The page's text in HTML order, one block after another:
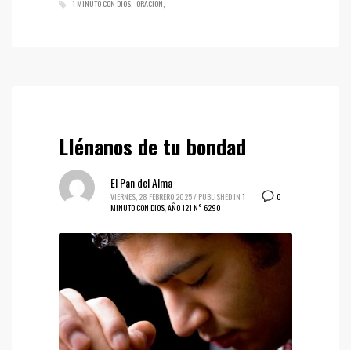
1 MINUTO CON DIOS ORACIÓN
Llénanos de tu bondad
0
El Pan del Alma
VIERNES, 28 FEBRERO 2025/ PUBLISHED IN 1
MINUTO CON DIOS AÑO 121 N° 6290